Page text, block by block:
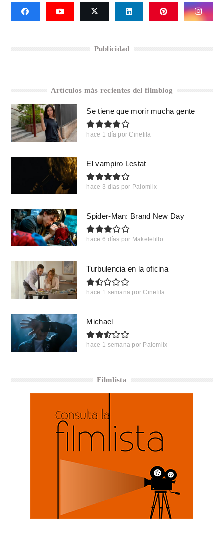
Publicidad
Artículos más recientes del filmblog
Se tiene que morir mucha gente
hace 1 día por Cinefila
El vampiro Lestat
hace 3 días por Palomiix
Spider-Man: Brand New Day
hace 6 días por Makelelillo
Turbulencia en la oficina
hace 1 semana por Cinefila
Michael
hace 1 semana por Palomiix
Filmlista